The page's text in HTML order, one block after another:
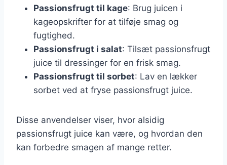
Passionsfrugt til kage: Brug juicen i
kageopskrifter for at tilføje smag og
fugtighed.
Passionsfrugt i salat: Tilsæt passionsfrugt
juice til dressinger for en frisk smag.
Passionsfrugt til sorbet: Lav en lækker
sorbet ved at fryse passionsfrugt juice.
Disse anvendelser viser, hvor alsidig
passionsfrugt juice kan være, og hvordan den
kan forbedre smagen af mange retter.